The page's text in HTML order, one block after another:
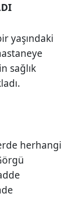
yaşındaki
sağlık
herhangi